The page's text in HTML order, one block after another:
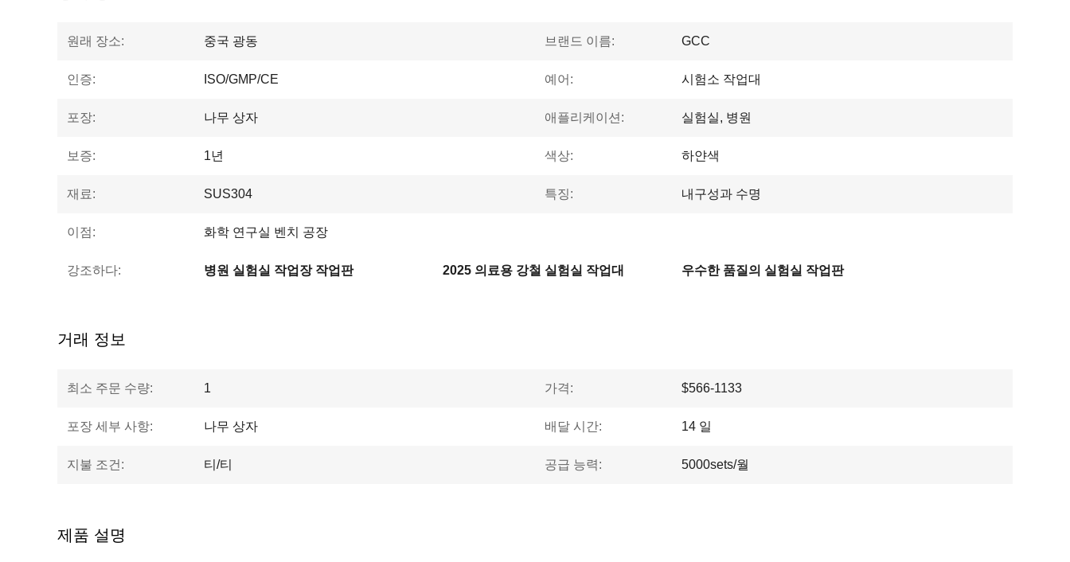
원래 장소: 중국 광동 브랜드 이름: GCC
인증: ISO/GMP/CE 예어: 시험소 작업대
포장: 나무 상자 애플리케이션: 실험실, 병원
보증: 1년 색상: 하얀색
재료: SUS304 특징: 내구성과 수명
이점: 화학 연구실 벤치 공장
강조하다: 병원 실험실 작업장 작업판 2025 의료용 강철 실험실 작업대 우수한 품질의 실험실 작업판
거래 정보
최소 주문 수량: 1 가격: $566-1133
포장 세부 사항: 나무 상자 배달 시간: 14 일
지불 조건: 티/티 공급 능력: 5000sets/월
제품 설명